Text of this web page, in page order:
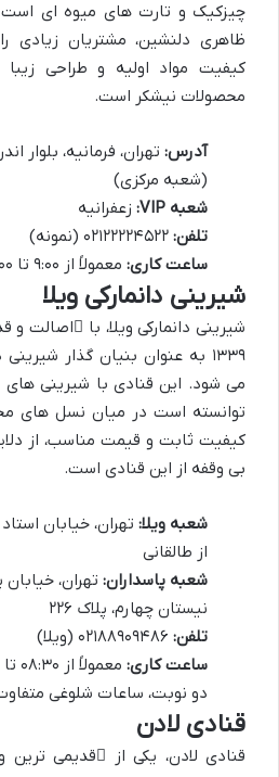
چیزکیک و تارت های میوه ای
ظاهری دلنشین، مشتریان
کیفیت مواد اولیه و طراحی زیبا
محصولات نیشکر است.
آدرس: تهران، فرمانیه، بلوار
(شعبه مرکزی)
شعبه VIP:
زعفرانیه
تلفن:
ساعت کاری: معمولاً از ۹:۰۰ تا ۲۲:۰۰
شیرینی دانمارکی ویلا
شیرینی دانمارکی ویلا، با اصالت و
۱۳۳۹ به عنوان بنیان گذار
می شود. این قنادی با شیرینی های
توانسته است در میان نسل های
کیفیت ثابت و قیمت مناسب، از
بی وقفه از این قنادی است.
شعبه ویلا: تهران، خیابان
از طالقانی
شعبه پاسداران: تهران، خیابان
نیستان چهارم، پلاک ۲۲۶
تلفن:
ساعت کاری:
دو نوبت، ساعات شلوغی
قنادی لادن
قنادی لادن، یکی از
قدیمی ترین